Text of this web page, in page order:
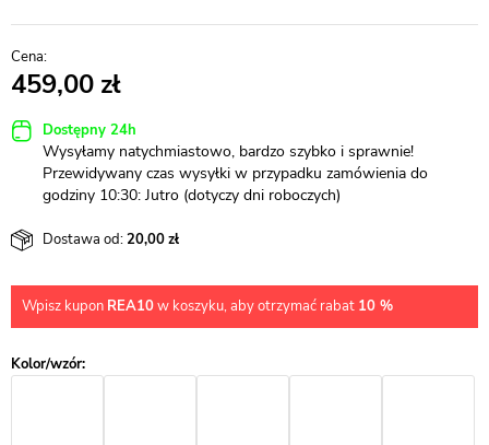
459,00
Dostępny 24h
Wysyłamy natychmiastowo, bardzo szybko i sprawnie!
Przewidywany czas wysyłki w przypadku zamówienia do
godziny 10:30: Jutro (dotyczy dni roboczych)
Dostawa od:20,00
Wpisz kupon REA10w koszyku, aby otrzymać rabat 10 %